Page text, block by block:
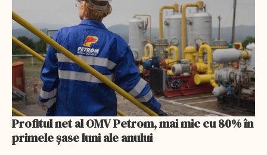
Profitul net al OMV Petrom, mai mic cu 80% în
primele șase luni ale anului